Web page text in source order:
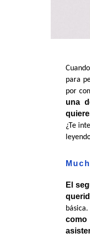
para
por
una
¿Te
El
básica.